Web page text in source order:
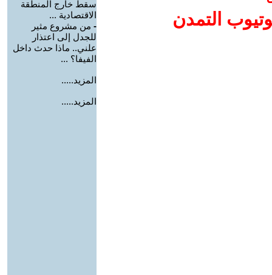
التمدن
سقط خارج المنطقة
الاقتصادية ...
- من مشروع مثير
للجدل إلى اعتذار
علني.. ماذا حدث داخل
الفيفا؟ ...
المزيد.....
المزيد.....